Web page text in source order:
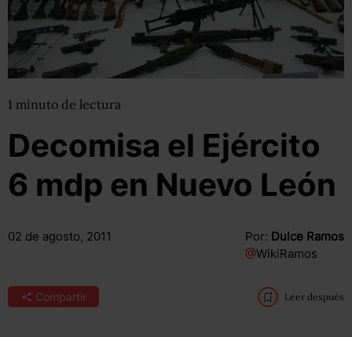
1 minuto de lectura
Decomisa el Ejército
6 mdp en Nuevo León
02 de agosto, 2011 Por: Dulce Ramos
@WikiRamos
Compartir Leer después